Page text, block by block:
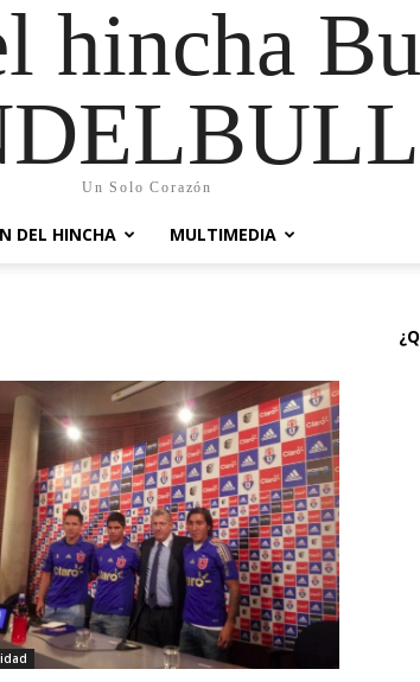
hincha
Un Solo Corazón
DEL HINCHA MULTIMEDIA